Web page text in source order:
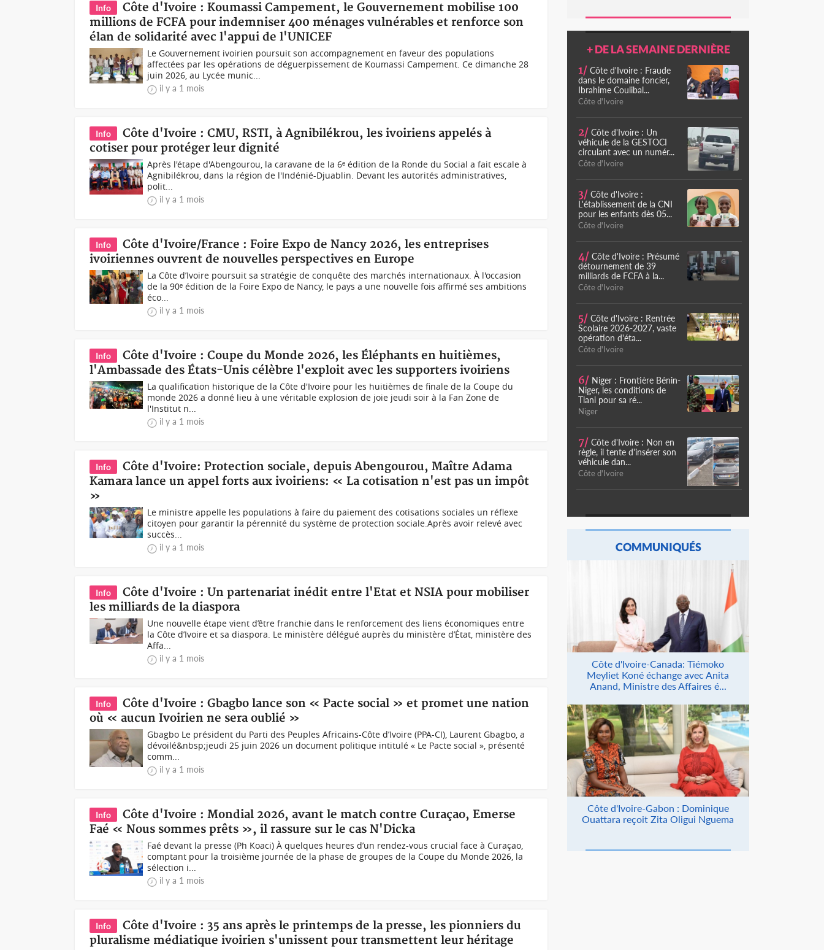
Info
Côte d'Ivoire : Koumassi Campement, le Gouvernement mobilise 100
millions de FCFA pour indemniser 400 ménages vulnérables et renforce son
élan de solidarité avec l'appui de l'UNICEF
Le Gouvernement ivoirien poursuit son accompagnement en faveur des populations
affectées par les opérations de déguerpissement de Koumassi Campement. Ce dimanche 28
juin 2026, au Lycée munic...
il y a 1 mois
Info
Côte d'Ivoire : CMU, RSTI, à Agnibilékrou, les ivoiriens appelés à
cotiser pour protéger leur dignité
Après l'étape d'Abengourou, la caravane de la 6ᵉ édition de la Ronde du Social a fait escale à
Agnibilékrou, dans la région de l'Indénié-Djuablin. Devant les autorités administratives,
polit...
il y a 1 mois
Info
Côte d'Ivoire/France : Foire Expo de Nancy 2026, les entreprises
ivoiriennes ouvrent de nouvelles perspectives en Europe
La Côte d’Ivoire poursuit sa stratégie de conquête des marchés internationaux. À l'occasion
de la 90ᵉ édition de la Foire Expo de Nancy, le pays a une nouvelle fois affirmé ses ambitions
éco...
il y a 1 mois
Info
Côte d'Ivoire : Coupe du Monde 2026, les Éléphants en huitièmes,
l'Ambassade des États-Unis célèbre l'exploit avec les supporters ivoiriens
La qualification historique de la Côte d'Ivoire pour les huitièmes de finale de la Coupe du
monde 2026 a donné lieu à une véritable explosion de joie jeudi soir à la Fan Zone de
l'Institut n...
il y a 1 mois
Info
Côte d'Ivoire: Protection sociale, depuis Abengourou, Maître Adama
Kamara lance un appel forts aux ivoiriens: « La cotisation n'est pas un impôt
»
Le ministre appelle les populations à faire du paiement des cotisations sociales un réflexe
citoyen pour garantir la pérennité du système de protection sociale.Après avoir relevé avec
succès...
il y a 1 mois
Info
Côte d'Ivoire : Un partenariat inédit entre l'Etat et NSIA pour mobiliser
les milliards de la diaspora
Une nouvelle étape vient d’être franchie dans le renforcement des liens économiques entre
la Côte d’Ivoire et sa diaspora. Le ministère délégué auprès du ministère d’État, ministère des
Affa...
il y a 1 mois
Info
Côte d'Ivoire : Gbagbo lance son « Pacte social » et promet une nation
où « aucun Ivoirien ne sera oublié »
Gbagbo Le président du Parti des Peuples Africains-Côte d’Ivoire (PPA-CI), Laurent Gbagbo, a
dévoilé&nbsp;jeudi 25 juin 2026 un document politique intitulé « Le Pacte social », présenté
comm...
il y a 1 mois
Info
Côte d'Ivoire : Mondial 2026, avant le match contre Curaçao, Emerse
Faé « Nous sommes prêts », il rassure sur le cas N'Dicka
Faé devant la presse (Ph Koaci) À quelques heures d’un rendez-vous crucial face à Curaçao,
comptant pour la troisième journée de la phase de groupes de la Coupe du Monde 2026, la
sélection i...
il y a 1 mois
Info
Côte d'Ivoire : 35 ans après le printemps de la presse, les pionniers du
pluralisme médiatique ivoirien s'unissent pour transmettent leur héritage
+ DE LA SEMAINE DERNIÈRE
1/ Côte d'Ivoire : Fraude
dans le domaine foncier,
Ibrahime Coulibal...
Côte d'Ivoire
2/ Côte d'Ivoire : Un
véhicule de la GESTOCI
circulant avec un numér...
Côte d'Ivoire
3/ Côte d'Ivoire :
L'établissement de la CNI
pour les enfants dès 05...
Côte d'Ivoire
4/ Côte d'Ivoire : Présumé
détournement de 39
milliards de FCFA à la...
Côte d'Ivoire
5/ Côte d'Ivoire : Rentrée
Scolaire 2026-2027, vaste
opération d'éta...
Côte d'Ivoire
6/ Niger : Frontière Bénin-
Niger, les conditions de
Tiani pour sa ré...
Niger
7/ Côte d'Ivoire : Non en
règle, il tente d'insérer son
véhicule dan...
Côte d'Ivoire
COMMUNIQUÉS
Côte d'Ivoire-Canada: Tiémoko
Meyliet Koné échange avec Anita
Anand, Ministre des Affaires é...
Côte d'Ivoire-Gabon : Dominique
Ouattara reçoit Zita Oligui Nguema